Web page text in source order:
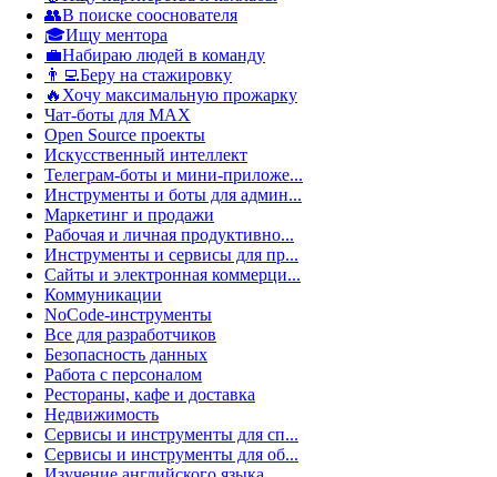
👥В поиске сооснователя
🎓Ищу ментора
💼Набираю людей в команду
👨‍💻Беру на стажировку
🔥Хочу максимальную прожарку
Чат-боты для MAX
Open Source проекты
Искусственный интеллект
Телеграм-боты и мини-приложе...
Инструменты и боты для админ...
Маркетинг и продажи
Рабочая и личная продуктивно...
Инструменты и сервисы для пр...
Сайты и электронная коммерци...
Коммуникации
NoCode-инструменты
Все для разработчиков
Безопасность данных
Работа с персоналом
Рестораны, кафе и доставка
Недвижимость
Сервисы и инструменты для сп...
Сервисы и инструменты для об...